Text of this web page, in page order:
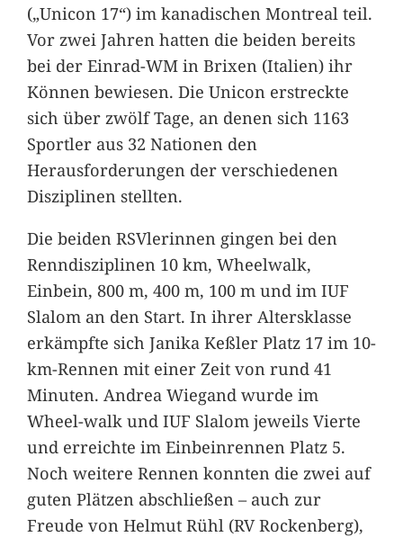
(„Unicon 17“) im kanadischen Montreal teil.
Vor zwei Jahren hatten die beiden bereits
bei der Einrad-WM in Brixen (Italien) ihr
Können bewiesen. Die Unicon erstreckte
sich über zwölf Tage, an denen sich 1163
Sportler aus 32 Nationen den
Herausforderungen der verschiedenen
Disziplinen stellten.
Die beiden RSVlerinnen gingen bei den
Renndisziplinen 10 km, Wheelwalk,
Einbein, 800 m, 400 m, 100 m und im IUF
Slalom an den Start. In ihrer Altersklasse
erkämpfte sich Janika Keßler Platz 17 im 10-
km-Rennen mit einer Zeit von rund 41
Minuten. Andrea Wiegand wurde im
Wheel-walk und IUF Slalom jeweils Vierte
und erreichte im Einbeinrennen Platz 5.
Noch weitere Rennen konnten die zwei auf
guten Plätzen abschließen – auch zur
Freude von Helmut Rühl (RV Rockenberg),